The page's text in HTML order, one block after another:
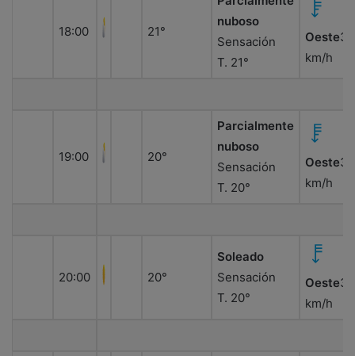
18:00 21°
nuboso
Sensación
T. 21°
Oeste
km/h
19:00 20°
Parcialmente
nuboso
Sensación
T. 20°
Oeste
km/h
20:00 20°
Soleado
Sensación
T. 20°
Oeste
km/h